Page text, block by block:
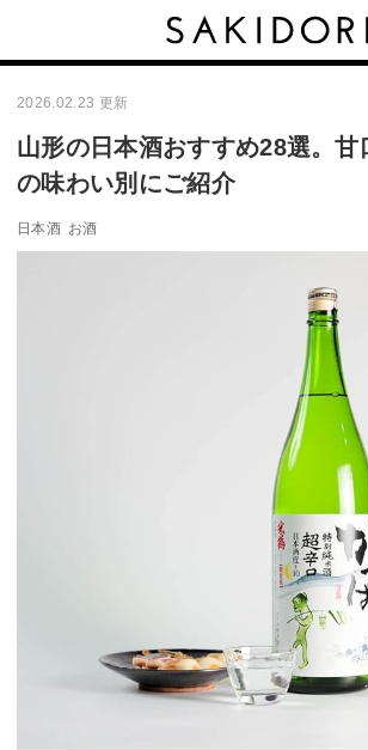
2026.02.23 更新
山形の日本酒おすすめ28選。甘
の味わい別にご紹介
日本酒 お酒